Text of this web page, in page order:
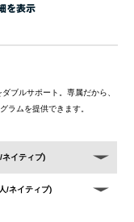
を表示
ブルサポート。専属だから、
ラムを提供できます。
ネイティブ)
/ネイティブ)